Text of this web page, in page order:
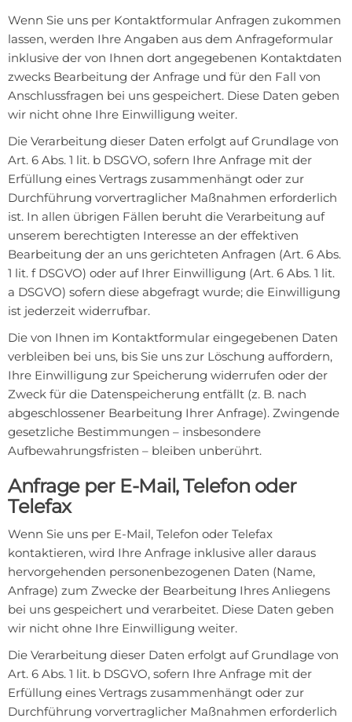
Wenn Sie uns per Kontaktformular Anfragen zukommen
lassen, werden Ihre Angaben aus dem Anfrageformular
inklusive der von Ihnen dort angegebenen Kontaktdaten
zwecks Bearbeitung der Anfrage und für den Fall von
Anschlussfragen bei uns gespeichert. Diese Daten geben
wir nicht ohne Ihre Einwilligung weiter.
Die Verarbeitung dieser Daten erfolgt auf Grundlage von
Art. 6 Abs. 1 lit. b DSGVO, sofern Ihre Anfrage mit der
Erfüllung eines Vertrags zusammenhängt oder zur
Durchführung vorvertraglicher Maßnahmen erforderlich
ist. In allen übrigen Fällen beruht die Verarbeitung auf
unserem berechtigten Interesse an der effektiven
Bearbeitung der an uns gerichteten Anfragen (Art. 6 Abs.
1 lit. f DSGVO) oder auf Ihrer Einwilligung (Art. 6 Abs. 1 lit.
a DSGVO) sofern diese abgefragt wurde; die Einwilligung
ist jederzeit widerrufbar.
Die von Ihnen im Kontaktformular eingegebenen Daten
verbleiben bei uns, bis Sie uns zur Löschung auffordern,
Ihre Einwilligung zur Speicherung widerrufen oder der
Zweck für die Datenspeicherung entfällt (z. B. nach
abgeschlossener Bearbeitung Ihrer Anfrage). Zwingende
gesetzliche Bestimmungen – insbesondere
Aufbewahrungsfristen – bleiben unberührt.
Anfrage per E-Mail, Telefon oder
Telefax
Wenn Sie uns per E-Mail, Telefon oder Telefax
kontaktieren, wird Ihre Anfrage inklusive aller daraus
hervorgehenden personenbezogenen Daten (Name,
Anfrage) zum Zwecke der Bearbeitung Ihres Anliegens
bei uns gespeichert und verarbeitet. Diese Daten geben
wir nicht ohne Ihre Einwilligung weiter.
Die Verarbeitung dieser Daten erfolgt auf Grundlage von
Art. 6 Abs. 1 lit. b DSGVO, sofern Ihre Anfrage mit der
Erfüllung eines Vertrags zusammenhängt oder zur
Durchführung vorvertraglicher Maßnahmen erforderlich